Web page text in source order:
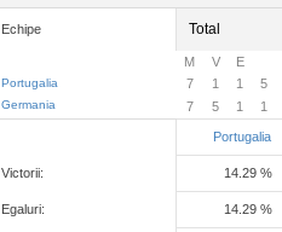
Echipe Total
M V E
Portugalia 7 1 1 5
Germania 7 5 1 1
Portugalia
Victorii: 14.29 %
Egaluri: 14.29 %